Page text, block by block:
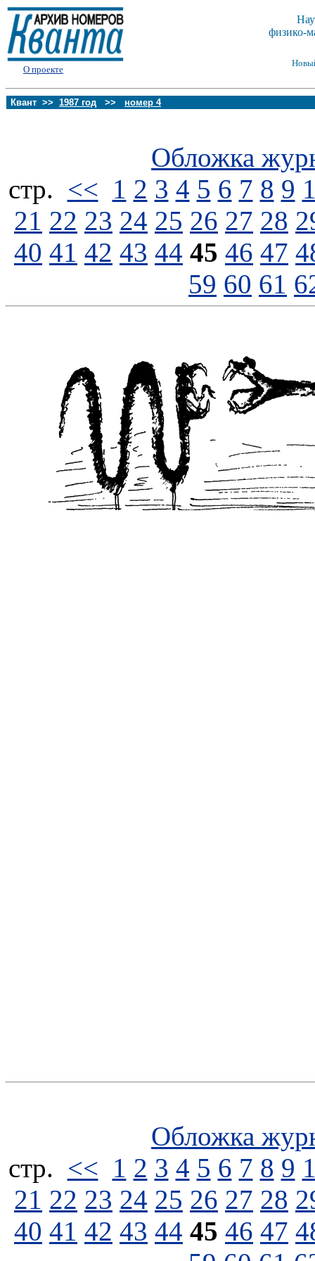
О проекте
физико-
Квант >> 1987 год >> номер 4
Обложка
стp. << 1 2 3 4 5 6 7 8 9
21 22 23 24 25 26 27 28
40 41 42 43 44 45 46 47
59 60 61
Обложка
стp. << 1 2 3 4 5 6 7 8 9
21 22 23 24 25 26 27 28
40 41 42 43 44 45 46 47